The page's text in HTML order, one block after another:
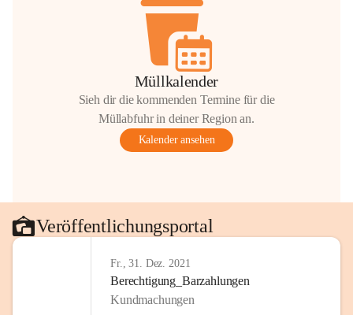
Müllkalender
Sieh dir die kommenden Termine für die
Müllabfuhr in deiner Region an.
Kalender ansehen
Veröffentlichungsportal
Fr., 31. Dez. 2021
Berechtigung_Barzahlungen
Kundmachungen